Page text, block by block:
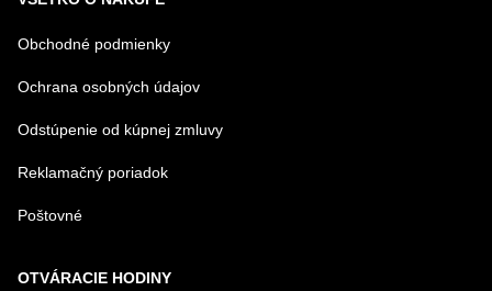
Obchodné podmienky
Ochrana osobných údajov
Odstúpenie od kúpnej zmluvy
Reklamačný poriadok
Poštovné
OTVÁRACIE HODINY